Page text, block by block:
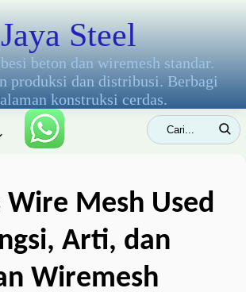
Jaya Steel
beton dan wiremesh standar.
produksi dan distribusi. Berbagi
konstruksi cerdas.
Mesh Used
Arti, dan
Wiremesh